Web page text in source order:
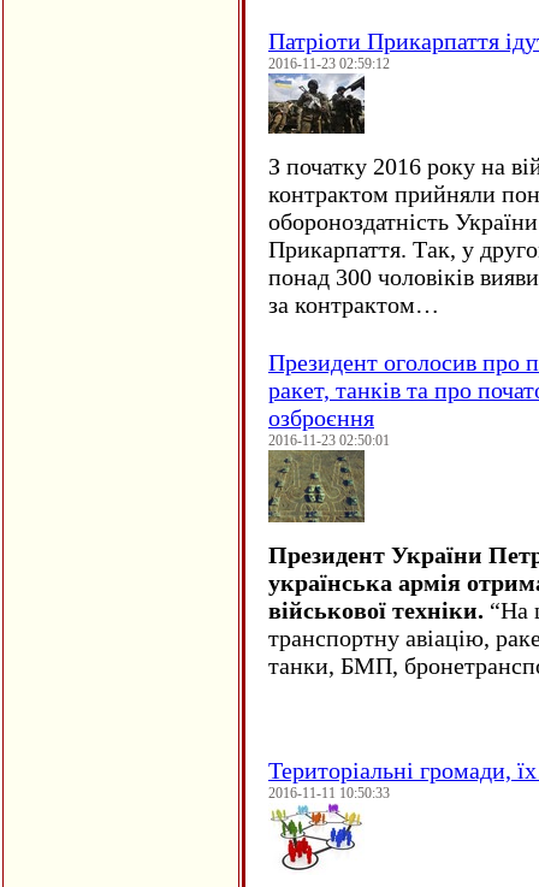
Патріоти Прикарпаття
2016-11-23 02:59:12
З початку 2016 року на
контрактом прийняли
обороноздатність
Прикарпаття. Так, у
понад 300 чоловіків
за контрактом…
Президент оголосив про
ракет, танків та про
озброєння
2016-11-23 02:50:01
Президент України
українська армія
військової техніки. “На
транспортну авіацію,
танки, БМП,
Територіальні громади,
2016-11-11 10:50:33